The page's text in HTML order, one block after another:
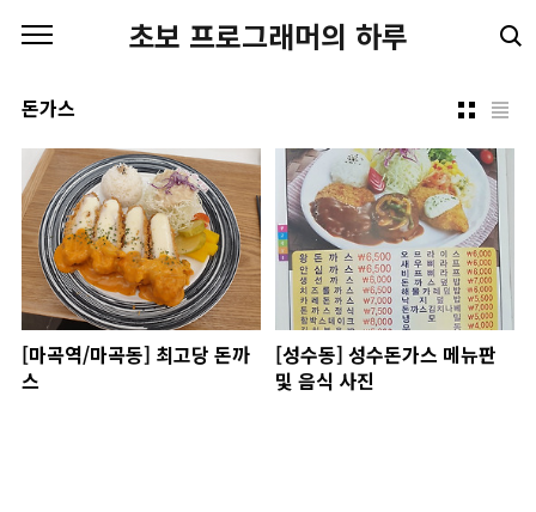
초보 프로그래머의 하루
돈가스
[마곡역/마곡동] 최고당 돈까
스
[성수동] 성수돈가스 메뉴판
및 음식 사진